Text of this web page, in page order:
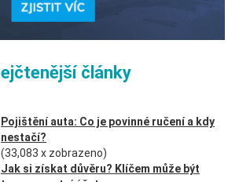
články
Pojištění auta: Co je povinné ručení a kdy
nestačí?
(33,083 x zobrazeno)
Jak si získat důvěru? Klíčem může být